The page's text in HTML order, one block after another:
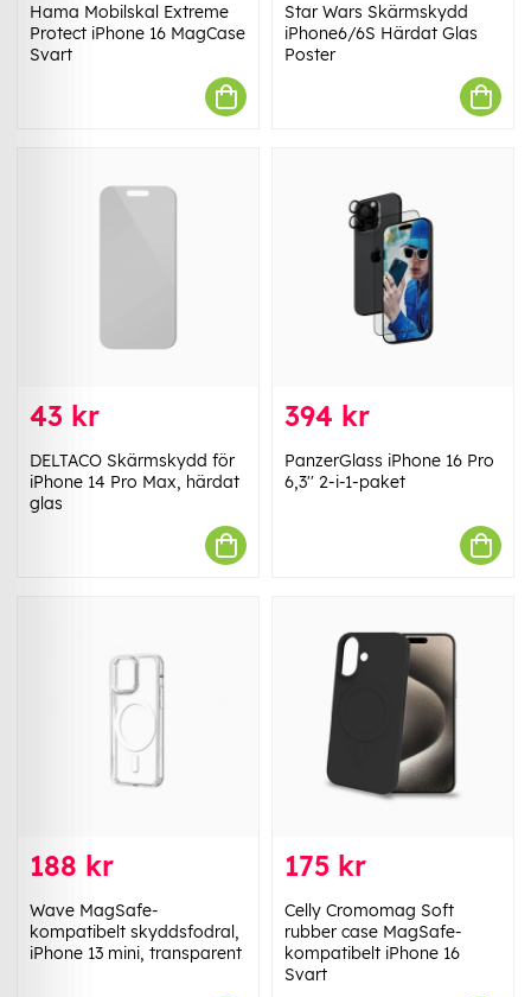
Hama Mobilskal Extreme
Protect iPhone 16 MagCase
Svart
Star Wars Skärmskydd
iPhone6/6S Härdat Glas
Poster
43 kr
DELTACO Skärmskydd för
iPhone 14 Pro Max, härdat
glas
394 kr
PanzerGlass iPhone 16 Pro
6,3'' 2-i-1-paket
188 kr
Wave MagSafe-
kompatibelt skyddsfodral,
iPhone 13 mini, transparent
175 kr
Celly Cromomag Soft
rubber case MagSafe-
kompatibelt iPhone 16
Svart